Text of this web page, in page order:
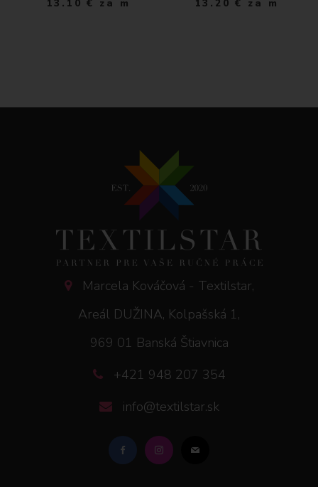
13.10 € za m 13.20 € za m
Marcela Kováčová - Textilstar,
Areál DUŽINA, Kolpašská 1,
969 01 Banská Štiavnica
+421 948 207 354
info@textilstar.sk